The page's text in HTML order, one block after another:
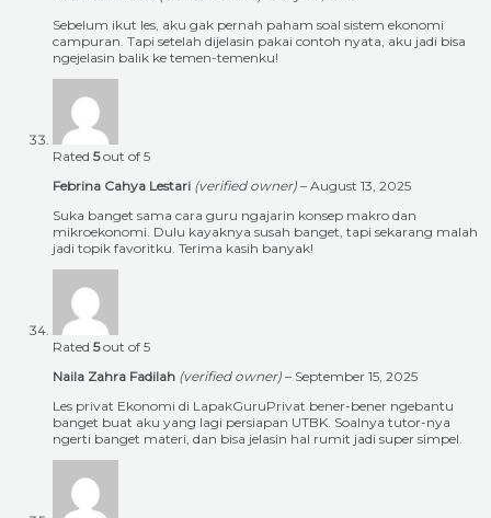
Sebelum ikut les, aku gak pernah paham soal sistem ekonomi
campuran. Tapi setelah dijelasin pakai contoh nyata, aku jadi bisa
ngejelasin balik ke temen-temenku!
Rated 5out of 5
Febrina Cahya Lestari (verified owner) – August 13, 2025
Suka banget sama cara guru ngajarin konsep makro dan
mikroekonomi. Dulu kayaknya susah banget, tapi sekarang malah
jadi topik favoritku. Terima kasih banyak!
Rated 5out of 5
Naila Zahra Fadilah (verified owner) – September 15, 2025
Les privat Ekonomi di LapakGuruPrivat bener-bener ngebantu
banget buat aku yang lagi persiapan UTBK. Soalnya tutor-nya
ngerti banget materi, dan bisa jelasin hal rumit jadi super simpel.